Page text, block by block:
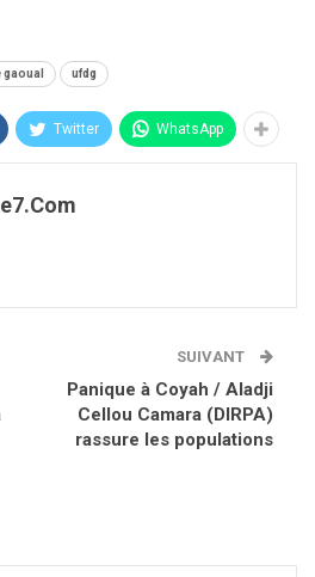
ufdg
Twitter WhatsApp
SUIVANT
Panique à Coyah / Aladji
Cellou Camara (DIRPA)
rassure les populations